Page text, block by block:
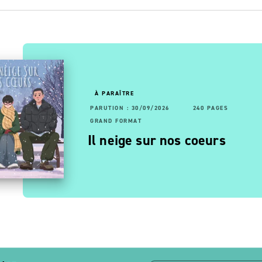
PAGES: 24/06/2026
192 PAGES
FORMAT
6ème sans problème
À PARAÎTRE
PARUTION : 30/09/2026
240 PAGES
GRAND FORMAT
Il neige sur nos coeurs